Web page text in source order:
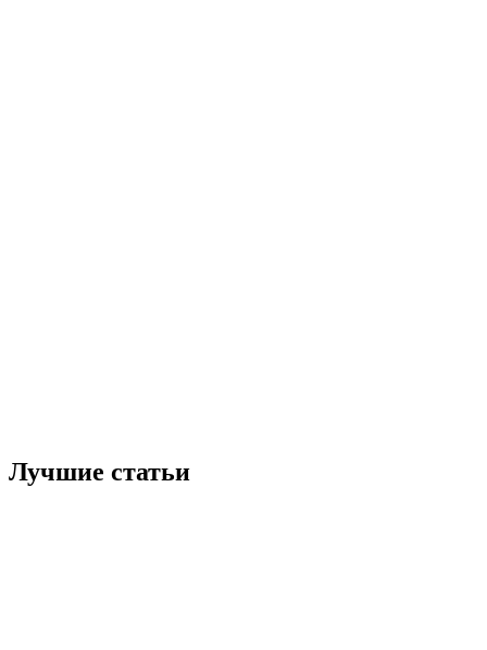
Лучшие статьи